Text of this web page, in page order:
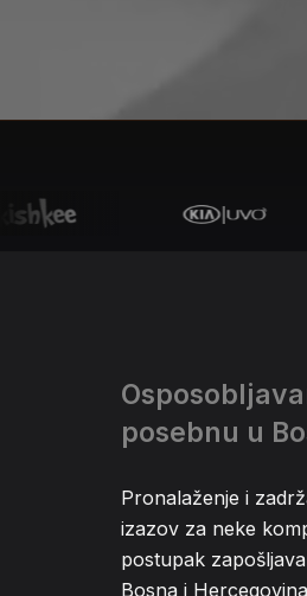
posebnu u
Pronalaženje i
izazov za neke
postupak
Bosna i